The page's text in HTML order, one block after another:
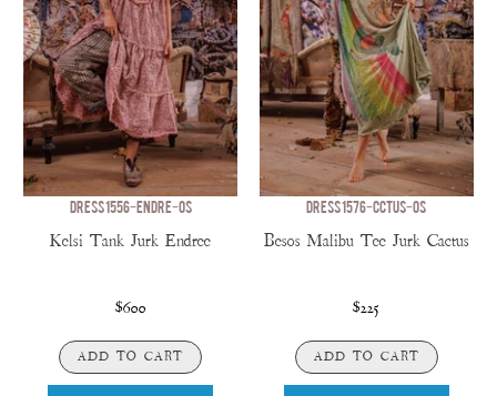
DRESS 1556-ENDRE-OS
Kelsi Tank Jurk Endree
$600
ADD TO CART
DRESS 1576-CCTUS-OS
Besos Malibu Tee Jurk Cactus
$225
ADD TO CART